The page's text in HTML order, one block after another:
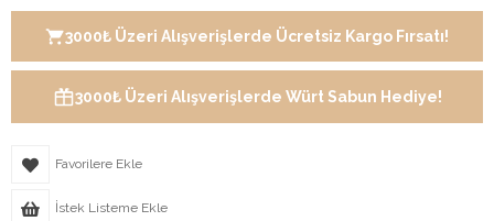
3000₺ Üzeri Alışverişlerde Ücretsiz Kargo Fırsatı!
3000₺ Üzeri Alışverişlerde Würt Sabun Hediye!
Favorilere Ekle
İstek Listeme Ekle